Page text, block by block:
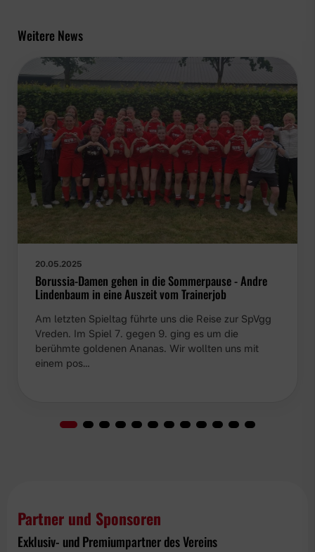
Weitere News
20.05.2025
Borussia-Damen gehen in die Sommerpause - Andre
Lindenbaum in eine Auszeit vom Trainerjob
Am letzten Spieltag führte uns die Reise zur SpVgg
Vreden. Im Spiel 7. gegen 9. ging es um die
berühmte goldenen Ananas. Wir wollten uns mit
einem pos…
Partner und Sponsoren
Exklusiv- und Premiumpartner des Vereins